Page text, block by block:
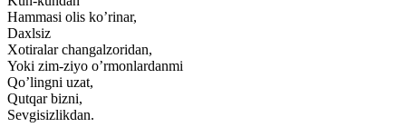
Hammasi olis ko’rinar,
Daxlsiz
Xotiralar changalzoridan,
Yoki zim-ziyo o’rmonlardanmi
Qo’lingni uzat,
Qutqar bizni,
Sevgisizlikdan.